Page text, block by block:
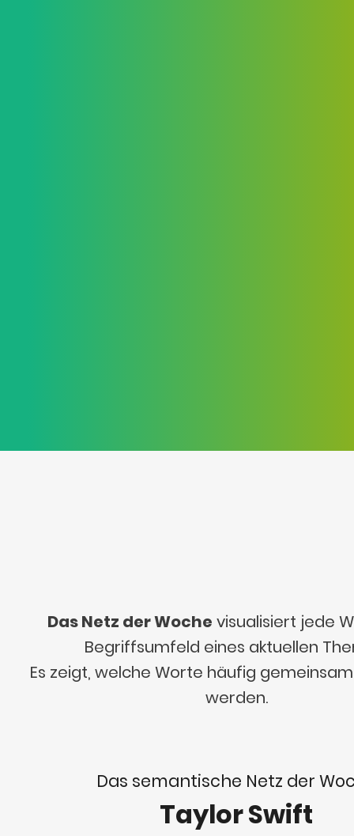
Das Netz der Woche visualisiert jede
Begriffsumfeld eines aktuellen
Es zeigt, welche Worte häufig
werden.
Das semantische Netz der
Taylor Swift